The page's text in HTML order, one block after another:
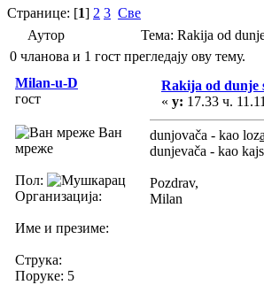
Странице: [1] 2 3 Све
Аутор
Тема: Rakija od
0 чланова и 1 гост прегледају ову тему.
Milan-u-D
гост
Ван
мреже
Пол:
Организација:
Име и презиме:
Струка:
Поруке: 5
Rakija od dunje
« у: 17.33 ч.
dunjovača - kao loza
dunjevača - kao
Pozdrav,
Milan